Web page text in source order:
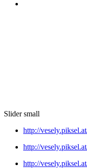
Slider small
http://
http://
http://